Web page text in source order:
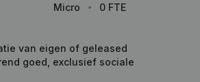
Micro
0 FTE
van eigen of geleased
goed, exclusief sociale